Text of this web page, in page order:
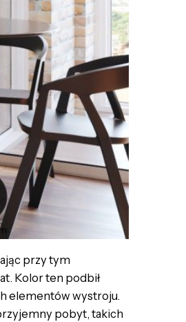
przy tym
Kolor ten podbił
elementów wystroju.
pobyt, takich